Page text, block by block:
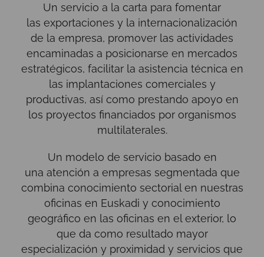
Un servicio a la carta para fomentar
las exportaciones y la internacionalización
de la empresa, promover las actividades
encaminadas a posicionarse en mercados
estratégicos, facilitar la asistencia técnica en
las implantaciones comerciales y
productivas, así como prestando apoyo en
los proyectos financiados por organismos
multilaterales.
Un modelo de servicio basado en
una atención a empresas segmentada que
combina conocimiento sectorial en nuestras
oficinas en Euskadi y conocimiento
geográfico en las oficinas en el exterior, lo
que da como resultado mayor
especialización y proximidad y servicios que